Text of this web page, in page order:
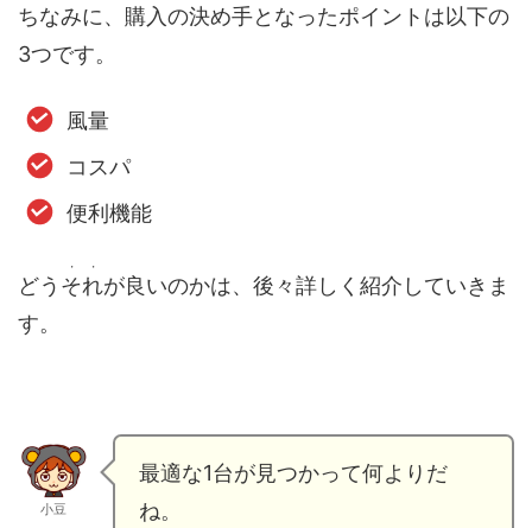
ちなみに、購入の決め手となったポイントは以下の
3つです。
風量
コスパ
便利機能
どう それ
・・
が良いのかは、後々詳しく紹介していきま
す。
小豆
最適な1台が見つかって何よりだ
ね。